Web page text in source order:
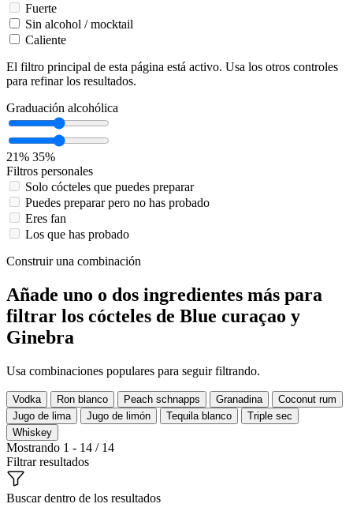
Fuerte
Sin alcohol / mocktail
Caliente
El filtro principal de esta página está activo. Usa los otros controles
para refinar los resultados.
Graduación alcohólica
21% 35%
Filtros personales
Solo cócteles que puedes preparar
Puedes preparar pero no has probado
Eres fan
Los que has probado
Construir una combinación
Añade uno o dos ingredientes más para
filtrar los cócteles de Blue curaçao y
Ginebra
Usa combinaciones populares para seguir filtrando.
Vodka Ron blanco Peach schnapps Granadina
Coconut rum
Jugo de lima
Jugo de limón Tequila blanco
Triple sec
Whiskey
Mostrando 1 - 14 / 14
Filtrar resultados
Buscar dentro de los resultados